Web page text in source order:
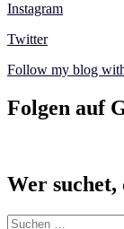
Instagram
Twitter
Follow my blog
Folgen auf
Wer
Suchen